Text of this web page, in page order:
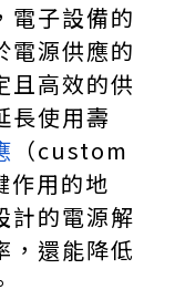
電子設備的
電源供應的
且高效的供
長使用壽
（custom
用的地
計的電源解
，還能降低